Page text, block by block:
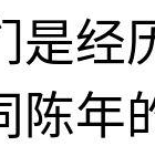
是经
陈年